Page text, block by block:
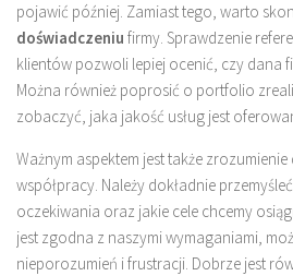
pojawić później. Zamiast tego, warto
doświadczeniu firmy. Sprawdzenie
klientów pozwoli lepiej ocenić, czy dana
Można również poprosić o portfolio
zobaczyć, jaka jakość usług jest
Ważnym aspektem jest także
współpracy. Należy dokładnie
oczekiwania oraz jakie cele chcemy
jest zgodna z naszymi wymaganiami,
nieporozumień i frustracji. Dobrze jest